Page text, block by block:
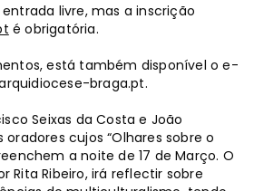
livre, mas a inscrição
é obrigatória.
está também disponível o e-
braga.pt.
Seixas da Costa e João
oradores cujos “Olhares sobre o
a noite de 17 de Março. O
Rita Ribeiro, irá reflectir sobre